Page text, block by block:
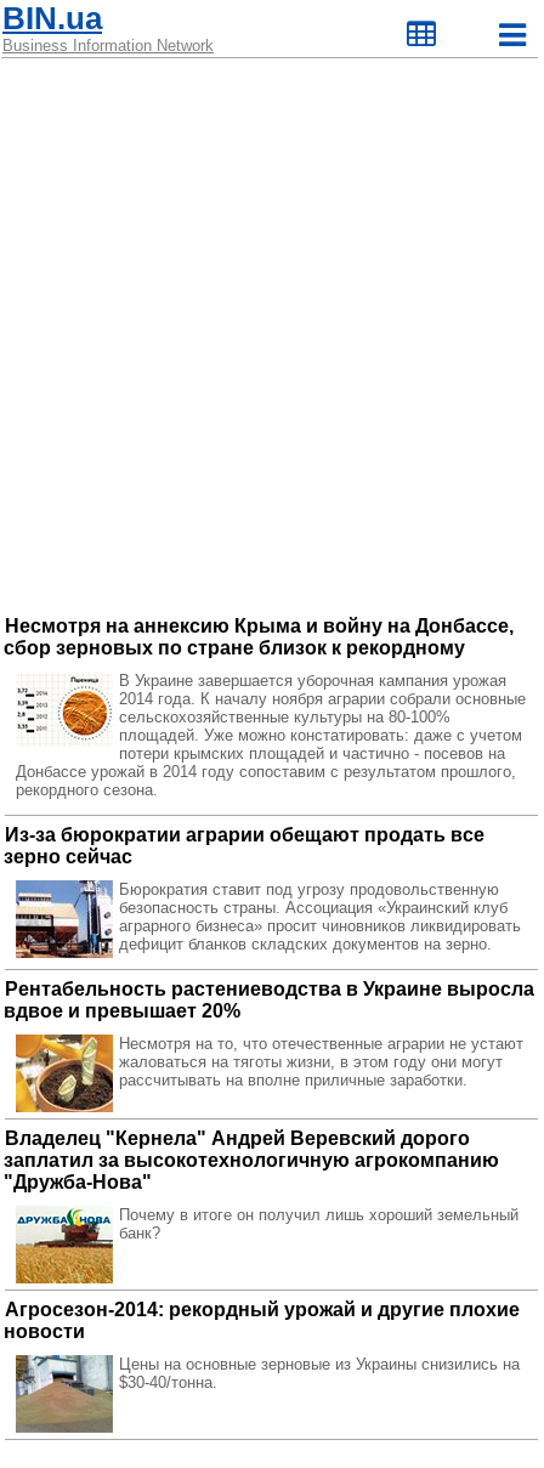
BIN.ua
Business Information Network
Несмотря на аннексию Крыма и войну на Донбассе,
сбор зерновых по стране близок к рекордному
В Украине завершается уборочная кампания урожая
2014 года. К началу ноября аграрии собрали основные
сельскохозяйственные культуры на 80-100%
площадей. Уже можно констатировать: даже с учетом
потери крымских площадей и частично - посевов на
Донбассе урожай в 2014 году сопоставим с результатом прошлого,
рекордного сезона.
Из-за бюрократии аграрии обещают продать все
зерно сейчас
Бюрократия ставит под угрозу продовольственную
безопасность страны. Ассоциация «Украинский клуб
аграрного бизнеса» просит чиновников ликвидировать
дефицит бланков складских документов на зерно.
Рентабельность растениеводства в Украине выросла
вдвое и превышает 20%
Несмотря на то, что отечественные аграрии не устают
жаловаться на тяготы жизни, в этом году они могут
рассчитывать на вполне приличные заработки.
Владелец "Кернела" Андрей Веревский дорого
заплатил за высокотехнологичную агрокомпанию
"Дружба-Нова"
Почему в итоге он получил лишь хороший земельный
банк?
Агросезон-2014: рекордный урожай и другие плохие
новости
Цены на основные зерновые из Украины снизились на
$30-40/тонна.